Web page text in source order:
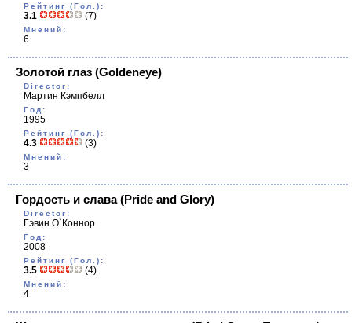
Рейтинг (Гол.):
3.1 (7)
Мнений:
6
Золотой глаз (Goldeneye)
Director:
Мартин Кэмпбелл
Год:
1995
Рейтинг (Гол.):
4.3 (3)
Мнений:
3
Гордость и слава(Pride and Glory)
Director:
Гэвин О`Коннор
Год:
2008
Рейтинг (Гол.):
3.5 (4)
Мнений:
4